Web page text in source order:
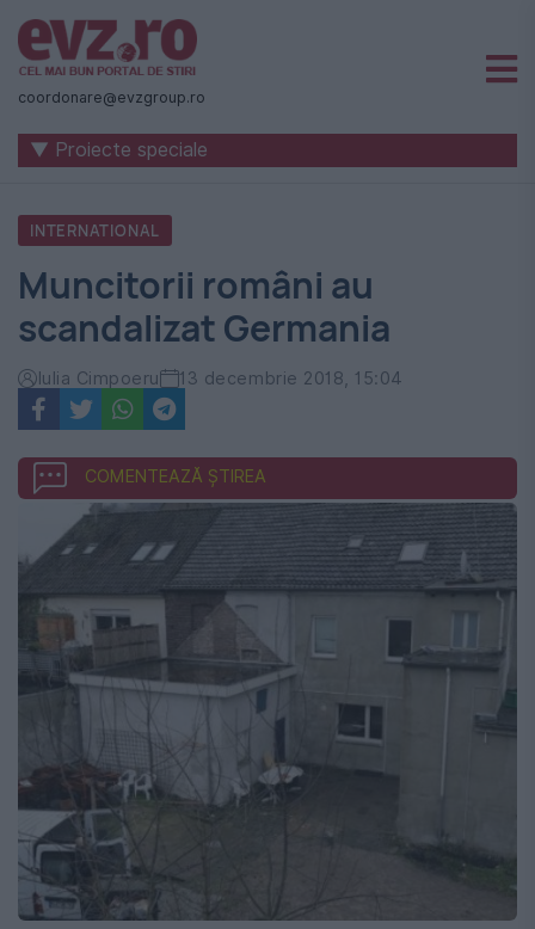
Știri
naționale
internaționale
România
-
Evenimentul
Zilei
coordonare@evzgroup.ro
▼ Proiecte speciale
INTERNATIONAL
Muncitorii români au
scandalizat Germania
Iulia Cimpoeru 13 decembrie 2018, 15:04
COMENTEAZĂ ȘTIREA